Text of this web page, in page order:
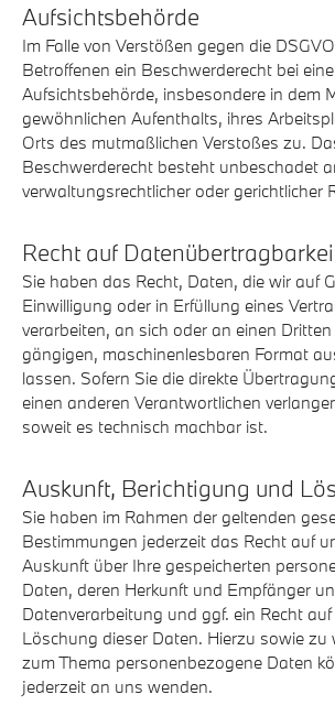
Aufsichts­behörde
Im Falle von Verstößen gegen die
Betroffenen ein Beschwerderecht bei
Aufsichtsbehörde, insbesondere in dem
gewöhnlichen Aufenthalts, ihres
Orts des mutmaßlichen Verstoßes zu.
Beschwerderecht besteht unbeschadet
verwaltungsrechtlicher oder gerichtlicher
Recht auf
Sie haben das Recht, Daten, die wir auf
Einwilligung oder in Erfüllung eines
verarbeiten, an sich oder an einen
gängigen, maschinenlesbaren Format
lassen. Sofern Sie die direkte
einen anderen Verantwortlichen
soweit es technisch machbar ist.
Auskunft, Berichtigung und
Sie haben im Rahmen der geltenden
Bestimmungen jederzeit das Recht auf
Auskunft über Ihre gespeicherten
Daten, deren Herkunft und Empfänger
Datenverarbeitung und ggf. ein Recht
Löschung dieser Daten. Hierzu sowie zu
zum Thema personenbezogene Daten
jederzeit an uns wenden.